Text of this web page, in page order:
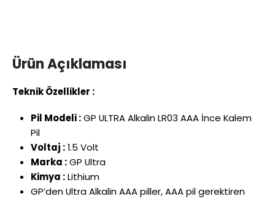
Ürün Açıklaması
Teknik Özellikler :
Pil Modeli :GP ULTRA Alkalin LR03 AAA İnce Kalem
Pil
Voltaj :1.5 Volt
Marka :GP Ultra
Kimya :Lithium
GP’den Ultra Alkalin AAA piller, AAA pil gerektiren